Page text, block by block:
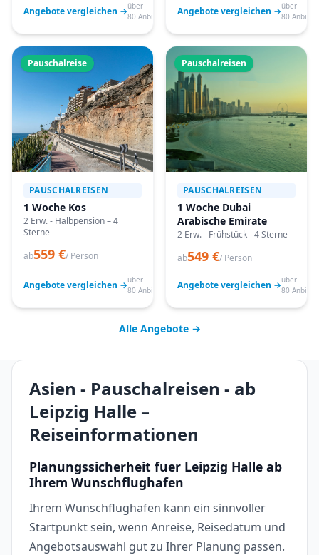
Angebote vergleichen →über
80 Anbieter
Angebote vergleichen →über
80
Pauschalreise
PAUSCHALREISEN
1 Woche Kos
2 Erw. - Halbpension – 4
Sterne
ab559 €/ Person
Angebote vergleichen →über
80 Anbieter
Pauschalreisen
PAUSCHALREISEN
1 Woche Dubai
Arabische Emirate
2 Erw. - Frühstück - 4 Sterne
ab549 €/ Person
Angebote vergleichen →über
80
Alle Angebote →
Asien - Pauschalreisen - ab
Leipzig Halle –
Reiseinformationen
Planungssicherheit fuer Leipzig Halle ab
Ihrem Wunschflughafen
Ihrem Wunschflughafen kann ein sinnvoller
Startpunkt sein, wenn Anreise, Reisedatum und
Angebotsauswahl gut zu Ihrer Planung passen.